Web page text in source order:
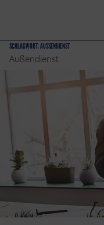
SCHLAGWORT:AUSSENDIENST
Außendienst